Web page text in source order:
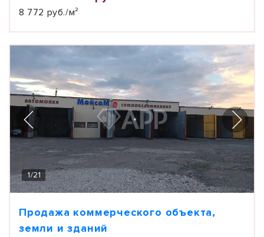
8 772 руб./м²
1/21
Продажа коммерческого объекта,
земли и зданий